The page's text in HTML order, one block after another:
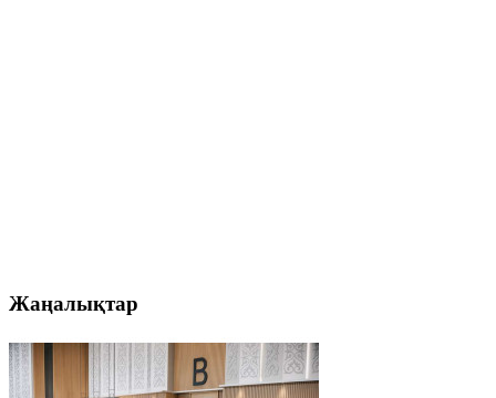
Жаңалықтар